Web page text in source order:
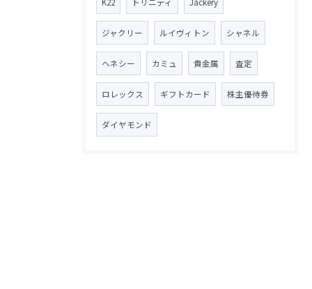
ジャクリー ルイヴィトン シャネル
ヘネシー カミュ 貴金属 査定
ロレックス ギフトカード 株主優待券
ダイヤモンド